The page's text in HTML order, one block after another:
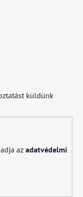
küldünk
az adatvédelmi